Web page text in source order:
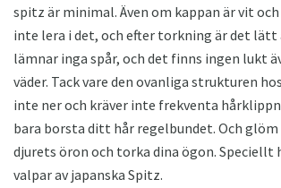
spitz är minimal. Även om kappan är vit
inte lera i det, och efter torkning är det lätt
lämnar inga spår, och det finns ingen lukt
väder. Tack vare den ovanliga strukturen
inte ner och kräver inte frekventa
bara borsta ditt hår regelbundet. Och
djurets öron och torka dina ögon. Speciellt
valpar av japanska Spitz.